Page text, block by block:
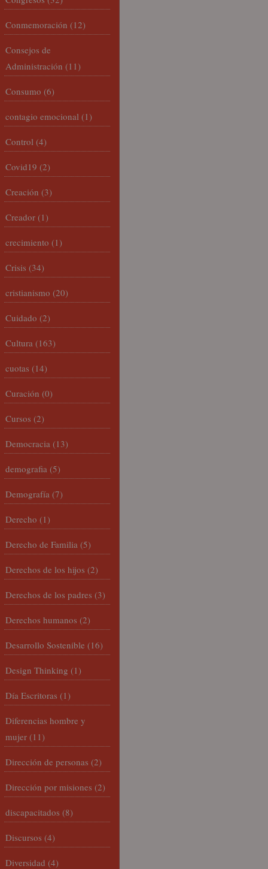
Conmemoración (12)
Consejos de
Administración (11)
Consumo (6)
contagio emocional (1)
Control (4)
Covid19 (2)
Creación (3)
Creador (1)
crecimiento (1)
Crisis (34)
cristianismo (20)
Cuidado (2)
Cultura (163)
cuotas (14)
Curación (0)
Cursos (2)
Democracia (13)
demografia (5)
Demografía (7)
Derecho (1)
Derecho de Familia (5)
Derechos de los hijos (2)
Derechos de los padres (3)
Derechos humanos (2)
Desarrollo Sostenible (16)
Design Thinking (1)
Día Escritoras (1)
Diferencias hombre y
mujer (11)
Dirección de personas (2)
Dirección por misiones (2)
discapacitados (8)
Discursos (4)
Diversidad (4)